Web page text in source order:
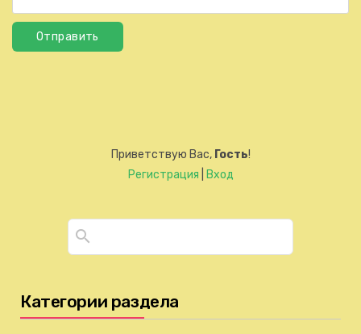
Отправить
Приветствую Вас, Гость!
Регистрация
Вход
Категории раздела